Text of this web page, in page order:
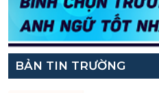
BẢN TIN TRƯỜNG